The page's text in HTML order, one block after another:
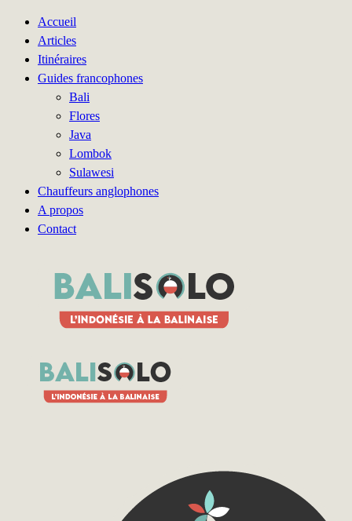
Accueil
Articles
Itinéraires
Guides francophones
Bali
Flores
Java
Lombok
Sulawesi
Chauffeurs anglophones
A propos
Contact